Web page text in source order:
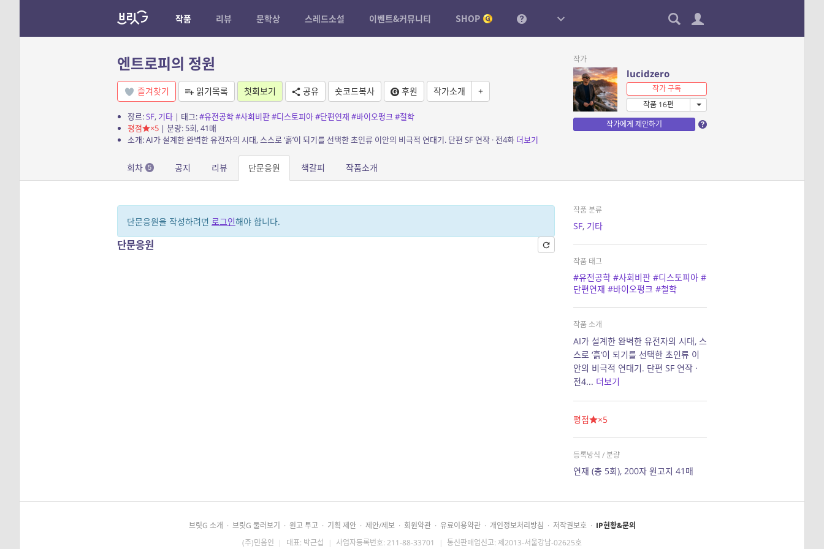
작품 리뷰 문학상 스레드소설 이벤트&커뮤니티 SHOP
엔트로피의 정원
즐겨찾기 읽기목록 첫회보기 공유 숏코드복사 후원 작가소개 +
장르:SF, 기타| 태그:#유전공학#사회비판#디스토피아#단편연재 #바이오펑크#철학
평점
×5| 분량: 5회, 41매
소개: AI가 설계한 완벽한 유전자의 시대, 스스로 ‘흙’이 되기를 선택한 초인류 이안의 비극적 연대기. 단편 SF 연작 · 전4화 더보기
작가
lucidzero
작가 구독
작품 16편
작가에게 제안하기
회차 5 공지 리뷰 단문응원 책갈피 작품소개
단문응원을 작성하려면 로그인해야 합니다.
단문응원
작품 분류
SF, 기타
작품 태그
#유전공학 #사회비판 #디스토피아 #
단편연재 #바이오펑크 #철학
작품 소개
AI가 설계한 완벽한 유전자의 시대, 스
스로 ‘흙’이 되기를 선택한 초인류 이
안의 비극적 연대기. 단편 SF 연작 ·
전4... 더보기
평점 ×5
등록방식 / 분량
연재 (총 5회), 200자 원고지 41매
브릿G 소개 · 브릿G 둘러보기 · 원고 투고 · 기획 제안 · 제안/제보 · 회원약관 · 유료이용약관 · 개인정보처리방침 · 저작권보호 · IP현황&문의
(주)민음인 | 대표: 박근섭 | 사업자등록번호: 211-88-33701 | 통신판매업신고: 제2013-서울강남-02625호